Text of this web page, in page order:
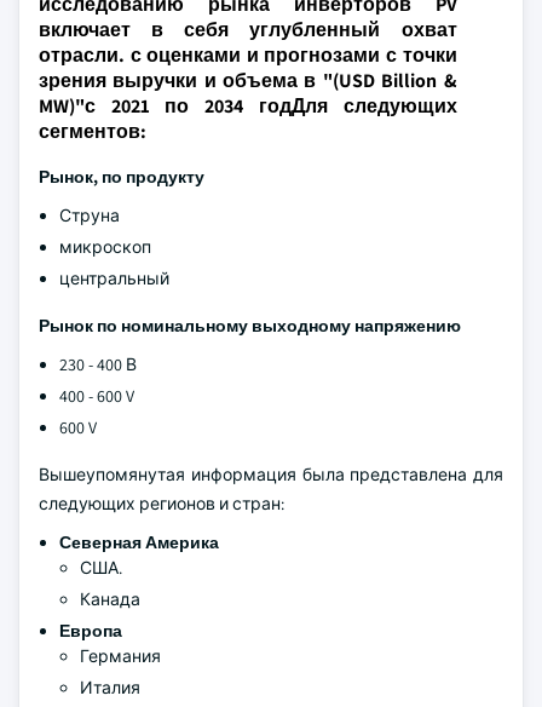
включает в себя углубленный охват
отрасли. с оценками и прогнозами с точки
зрения выручки и объема в "(USD Billion &
MW)"с 2021 по 2034 годДля следующих
сегментов:
Рынок, по продукту
Струна
микроскоп
центральный
Рынок по номинальному выходному напряжению
230 - 400 В
400 - 600 V
600 V
Вышеупомянутая информация была представлена для
следующих регионов и стран:
Северная Америка
США.
Канада
Европа
Германия
Италия